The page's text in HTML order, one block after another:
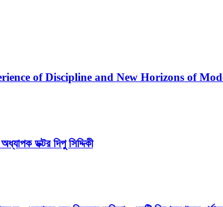
of Discipline and New Horizons of
ডক্টর দিপু সিদ্দিকী